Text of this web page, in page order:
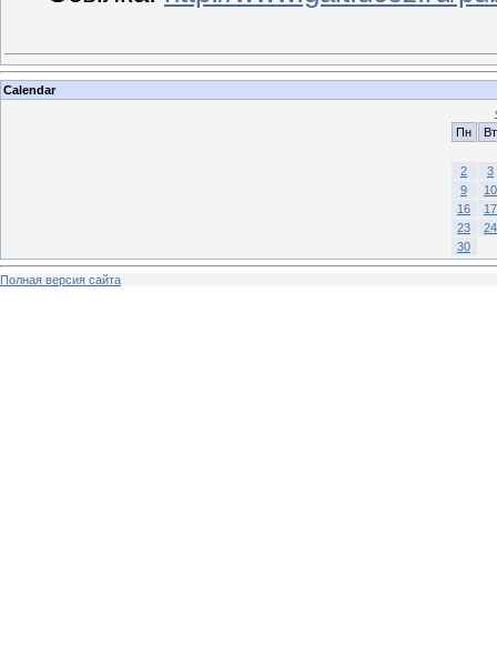
Calendar
Пн
Вт
2
3
9
10
16
17
23
24
30
Полная версия сайта